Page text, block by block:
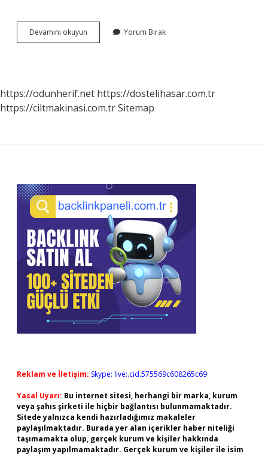
Devamını okuyun
Bale
Yorum Bırak
https://odunherif.net https://dostelihasar.com.tr
https://ciltmakinasi.com.trSitemap
Sidebar
Reklam ve İletişim: Skype: live:.cid.575569c608265c69
Yasal Uyarı: Bu internet sitesi, herhangi bir marka, kurum
veya şahıs şirketi ile hiçbir bağlantısı bulunmamaktadır.
Sitede yalnızca kendi hazırladığımız makaleler
paylaşılmaktadır. Burada yer alan içerikler haber niteliği
taşımamakta olup, gerçek kurum ve kişiler hakkında
paylaşım yapılmamaktadır. Gerçek kurum ve kişiler ile isim